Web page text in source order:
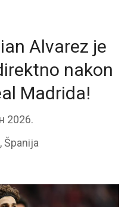
Alvarez je
nakon
Madrida!
2026.
,Španija